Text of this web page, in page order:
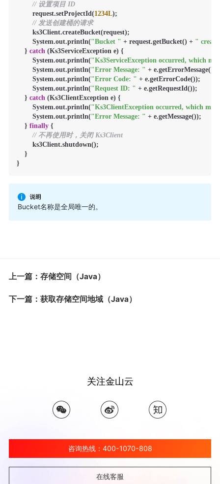
// 设置项目 ID
        request.setProjectId(
1234L);
// 发送创建桶的请求
        ks3Client.createBucket(request);
        System.out.println(
"Bucket " + request.getBucket() + "
    }
catch (Ks3ServiceException e) {
        System.out.println(
"Ks3ServiceException occurred, which
        System.out.println(
"Error Message: " + e.getErrorMessage());
        System.out.println(
"Error Code: " + e.getErrorCode());
        System.out.println(
"Request ID: " + e.getRequestId());
    }
catch (Ks3ClientException e) {
        System.out.println(
"Ks3ClientException occurred, which
        System.out.println(
"Error Message: " + e.getMessage());
    }
finally {
// 不再使用时，关闭 Ks3Client
        ks3Client.shutdown();
    }
}
Bucket名称是全局唯一的。
上一篇：存储空间（Java）
下一篇：获取存储空间地域（Java）
关注金山云
咨询热线：400-1070-808
在线客服